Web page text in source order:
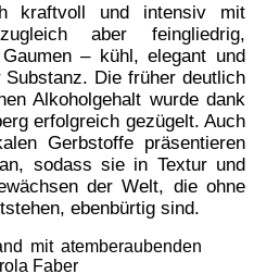
kraftvoll und intensiv mit
aber feingliedrig,
– kühl, elegant und
Die früher deutlich
Alkoholgehalt wurde dank
erfolgreich gezügelt. Auch
Gerbstoffe präsentieren
sodass sie in Textur und
der Welt, die ohne
ebenbürtig sind.